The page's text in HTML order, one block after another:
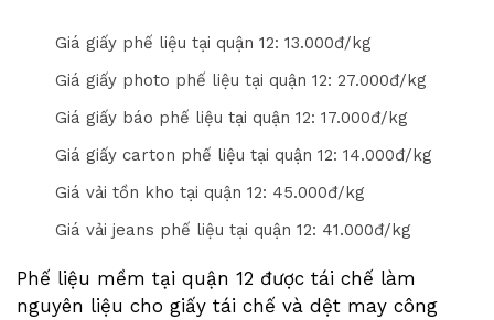
Giá giấy phế liệu tại quận 12: 13.000đ/kg
Giá giấy photo phế liệu tại quận 12: 27.000đ/kg
Giá giấy báo phế liệu tại quận 12: 17.000đ/kg
Giá giấy carton phế liệu tại quận 12: 14.000đ/kg
Giá vải tồn kho tại quận 12: 45.000đ/kg
Giá vải jeans phế liệu tại quận 12: 41.000đ/kg
Phế liệu mềm tại quận 12 được tái chế làm
nguyên liệu cho giấy tái chế và dệt may công